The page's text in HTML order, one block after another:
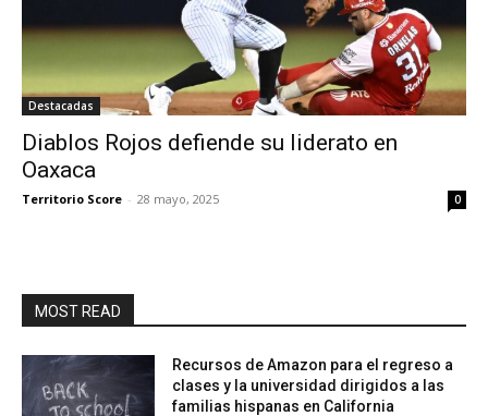
Destacadas
Diablos Rojos defiende su liderato en
Oaxaca
Territorio Score - 28 mayo, 2025 0
MOST READ
Recursos de Amazon para el regreso a
clases y la universidad dirigidos a las
familias hispanas en California